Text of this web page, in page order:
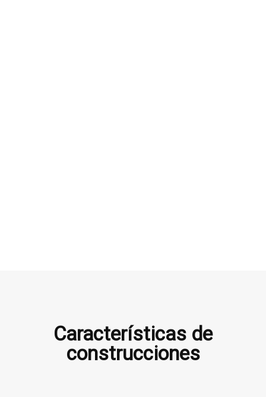
Características de
construcciones